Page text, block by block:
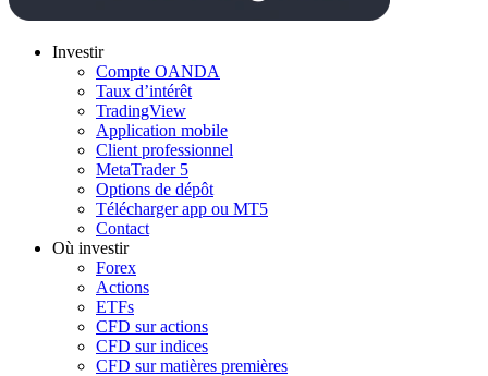
Investir
Compte OANDA
Taux d’intérêt
TradingView
Application mobile
Client professionnel
MetaTrader 5
Options de dépôt
Télécharger app ou MT5
Contact
Où investir
Forex
Actions
ETFs
CFD sur actions
CFD sur indices
CFD sur matières premières